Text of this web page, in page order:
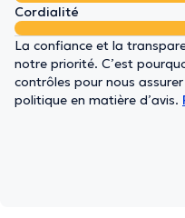
Cordialité
La confiance et la
notre priorité. C’est
contrôles pour nous
politique en matière d’avis.